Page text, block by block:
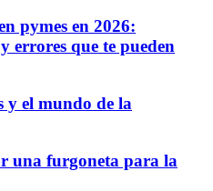
pymes en 2026:
errores que te pueden
y el mundo de la
una furgoneta para la